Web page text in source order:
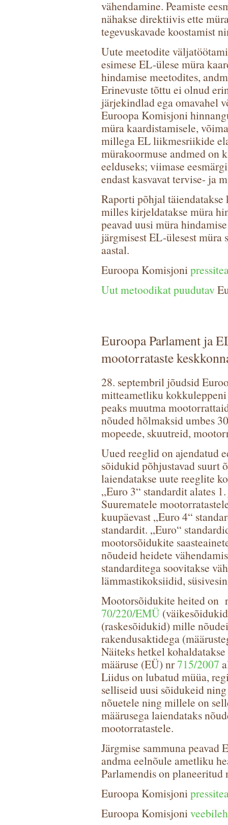
vähendamine. Peamiste
nähakse direktiivis ette
tegevuskavade koostamist
Uute meetodite
esimese EL-ülese müra
hindamise meetodites,
Erinevuste tõttu ei olnud
järjekindlad ega omavahel
Euroopa Komisjoni
müra kaardistamisele,
millega EL liikmesriikide
mürakoormuse andmed on
eelduseks; viimase
endast kasvavat tervise- ja
Raporti põhjal
milles kirjeldatakse müra
peavad uusi müra
järgmisest EL-ülesest müra
aastal.
Euroopa Komisjoni
Uut metoodikat puudutav
Euroopa Parlament ja
mootorrataste
28. septembril jõudsid
mitteametliku kokkuleppeni
peaks muutma
nõuded hõlmaksid umbes
mopeede, skuutreid,
Uued reeglid on ajendatud
sõidukid põhjustavad suurt
laiendatakse uute reeglite
„Euro 3“ standardit alates
Suurematele
kuupäevast „Euro 4“
standardit. „Euro“
mootorsõidukite
nõudeid heidete
standarditega soovitakse
lämmastikoksiidid,
Mootorsõidukite heited on
70/220/EMÜ
(raskesõidukid) mille
rakendusaktidega
Näiteks hetkel
määruse (EÜ) nr715/2007
Liidus on lubatud müüa,
selliseid uusi sõidukeid
nõuetele ning millele on
määrusega laiendataks
mootorratastele.
Järgmise sammuna peavad
andma eelnõule ametliku
Parlamendis on planeeritud
Euroopa Komisjoni
Euroopa Komisjoni